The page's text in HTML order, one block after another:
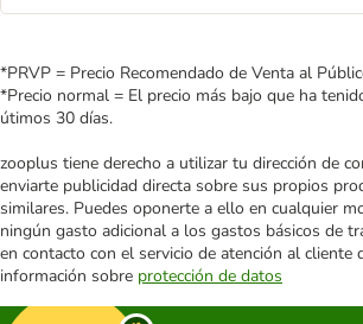
*PRVP = Precio Recomendado de Venta al
*Precio normal = El precio más bajo que ha
útimos 30 días.
zooplus tiene derecho a utilizar tu dirección de
enviarte publicidad directa sobre sus propios
similares. Puedes oponerte a ello en cualquier
ningún gasto adicional a los gastos básicos de
en contacto con el servicio de atención al cliente
información sobre protección de datos